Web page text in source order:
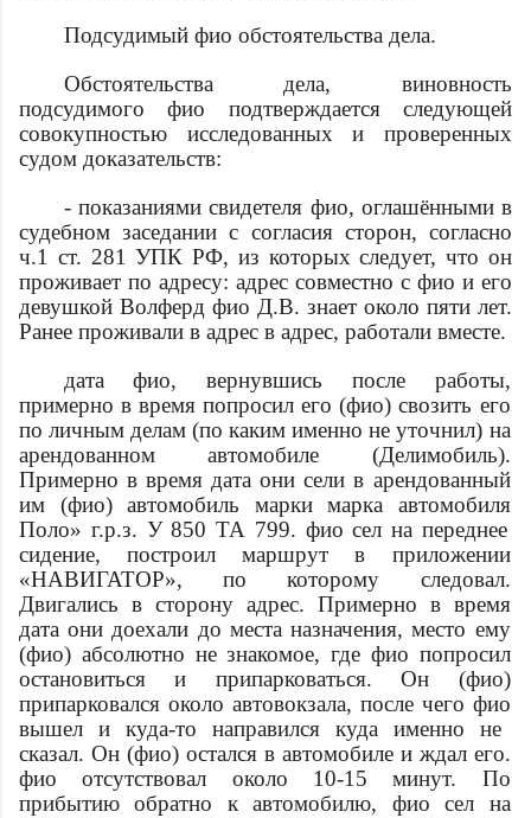
Подсудимый фио обстоятельства дела.
Обстоятельства дела, виновность
подсудимогофио подтверждается следующей
совокупностью исследованных и проверенных
судом доказательств:
- показаниями свидетеля фио, оглашёнными в
судебном заседании с согласия сторон, согласно
ч.1 ст. 281 УПК РФ, из которых следует, что он
проживает по адресу: адрес совместно с фио и его
девушкой Волферд фио Д.В. знает около пяти лет.
Ранее проживали в адрес в адрес, работали вместе.
дата
фио, вернувшись после работы,
примерно ввремя попросил его (фио) свозить его
по личным делам (по каким именно не уточнил) на
арендованном автомобиле (Делимобиль).
Примерно ввремя дата они сели в арендованный
им (фио) автомобиль марки марка автомобиля
Поло» г.р.з. У 850 ТА 799. фио сел на переднее
сидение, построил маршрут в приложении
«НАВИГАТОР», по которому следовал.
Двигались в сторону адрес. Примерно в время
дата они доехали до места назначения, место ему
(фио) абсолютно не знакомое, где фио попросил
остановиться и припарковаться. Он (фио)
припарковался около автовокзала, после чего фио
вышел и куда-то направился куда именно не
сказал. Он (фио) остался в автомобиле и ждал его.
фио отсутствовал около 10-15 минут. По
прибытию обратно к автомобилю, фио сел на